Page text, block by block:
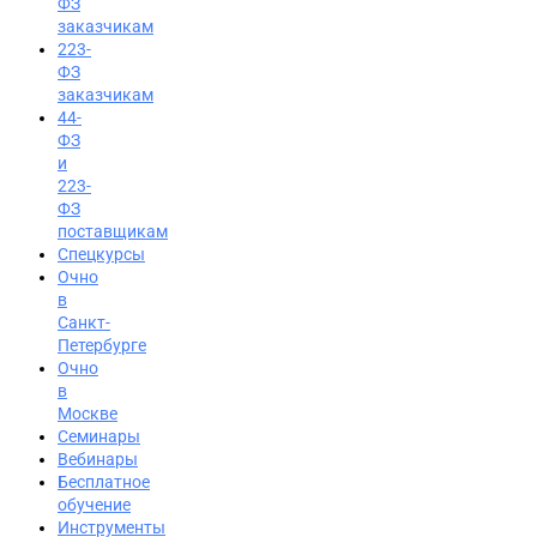
Вход на портал
8 (800) 200-24-26
заказчикам
223-
ФЗ
заказчикам
44-
ФЗ
и
223-
ФЗ
поставщикам
Спецкурсы
Очно
в
Санкт-
Петербурге
Очно
в
Москве
Семинары
Вебинары
Бесплатное
обучение
Инструменты